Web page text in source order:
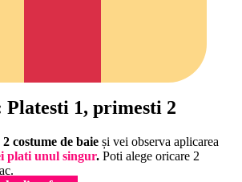
Platesti 1, primesti 2
2 costume de baie și vei observa aplicarea
plati unul singur. Poti alege oricare 2